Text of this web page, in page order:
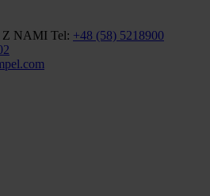
Z NAMI Tel: +48 (58) 5218900